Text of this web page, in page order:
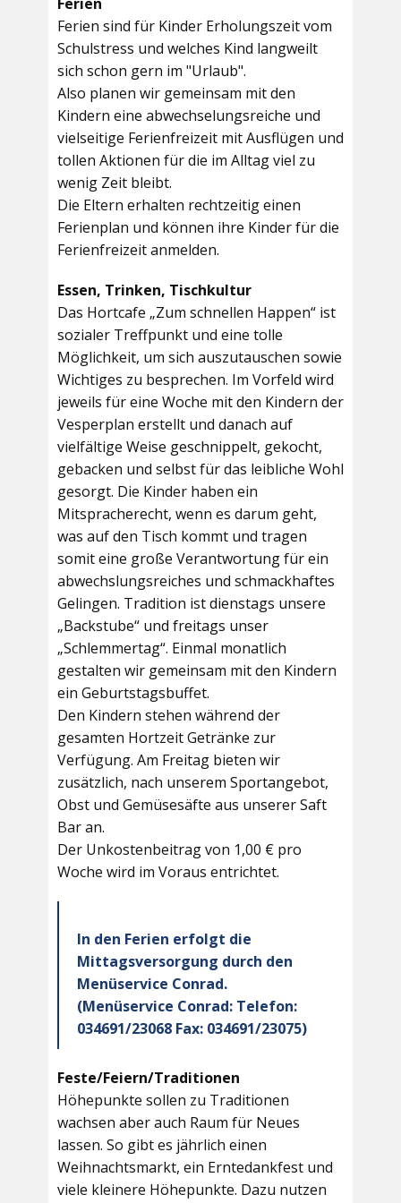
Ferien sind für Kinder Erholungszeit vom
Schulstress und welches Kind langweilt
sich schon gern im "Urlaub".
Also planen wir gemeinsam mit den
Kindern eine abwechselungsreiche und
vielseitige Ferienfreizeit mit Ausflügen und
tollen Aktionen für die im Alltag viel zu
wenig Zeit bleibt.
Die Eltern erhalten rechtzeitig einen
Ferienplan und können ihre Kinder für die
Ferienfreizeit anmelden.
Essen, Trinken, Tischkultur
Das Hortcafe „Zum schnellen Happen“ ist
sozialer Treffpunkt und eine tolle
Möglichkeit, um sich auszutauschen sowie
Wichtiges zu besprechen. Im Vorfeld wird
jeweils für eine Woche mit den Kindern der
Vesperplan erstellt und danach auf
vielfältige Weise geschnippelt, gekocht,
gebacken und selbst für das leibliche Wohl
gesorgt. Die Kinder haben ein
Mitspracherecht, wenn es darum geht,
was auf den Tisch kommt und tragen
somit eine große Verantwortung für ein
abwechslungsreiches und schmackhaftes
Gelingen. Tradition ist dienstags unsere
„Backstube“ und freitags unser
„Schlemmertag“. Einmal monatlich
gestalten wir gemeinsam mit den Kindern
ein Geburtstagsbuffet.
Den Kindern stehen während der
gesamten Hortzeit Getränke zur
Verfügung. Am Freitag bieten wir
zusätzlich, nach unserem Sportangebot,
Obst und Gemüsesäfte aus unserer Saft
Bar an.
Der Unkostenbeitrag von 1,00 € pro
Woche wird im Voraus entrichtet.
In den Ferien erfolgt die
Mittagsversorgung durch den
Menüservice Conrad.
(Menüservice Conrad: Telefon:
034691/23068 Fax: 034691/23075)
Feste/Feiern/Traditionen
Höhepunkte sollen zu Traditionen
wachsen aber auch Raum für Neues
lassen. So gibt es jährlich einen
Weihnachtsmarkt, ein Erntedankfest und
viele kleinere Höhepunkte. Dazu nutzen